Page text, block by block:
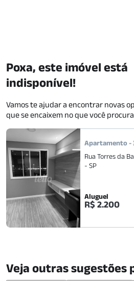
Apartamento -
Rua Torres da
- SP
Aluguel
R$ 2.200
Poxa, este imóvel está
indisponível!
Vamos te ajudar a encontrar novas
que se encaixem no que você
Veja outras sugestões